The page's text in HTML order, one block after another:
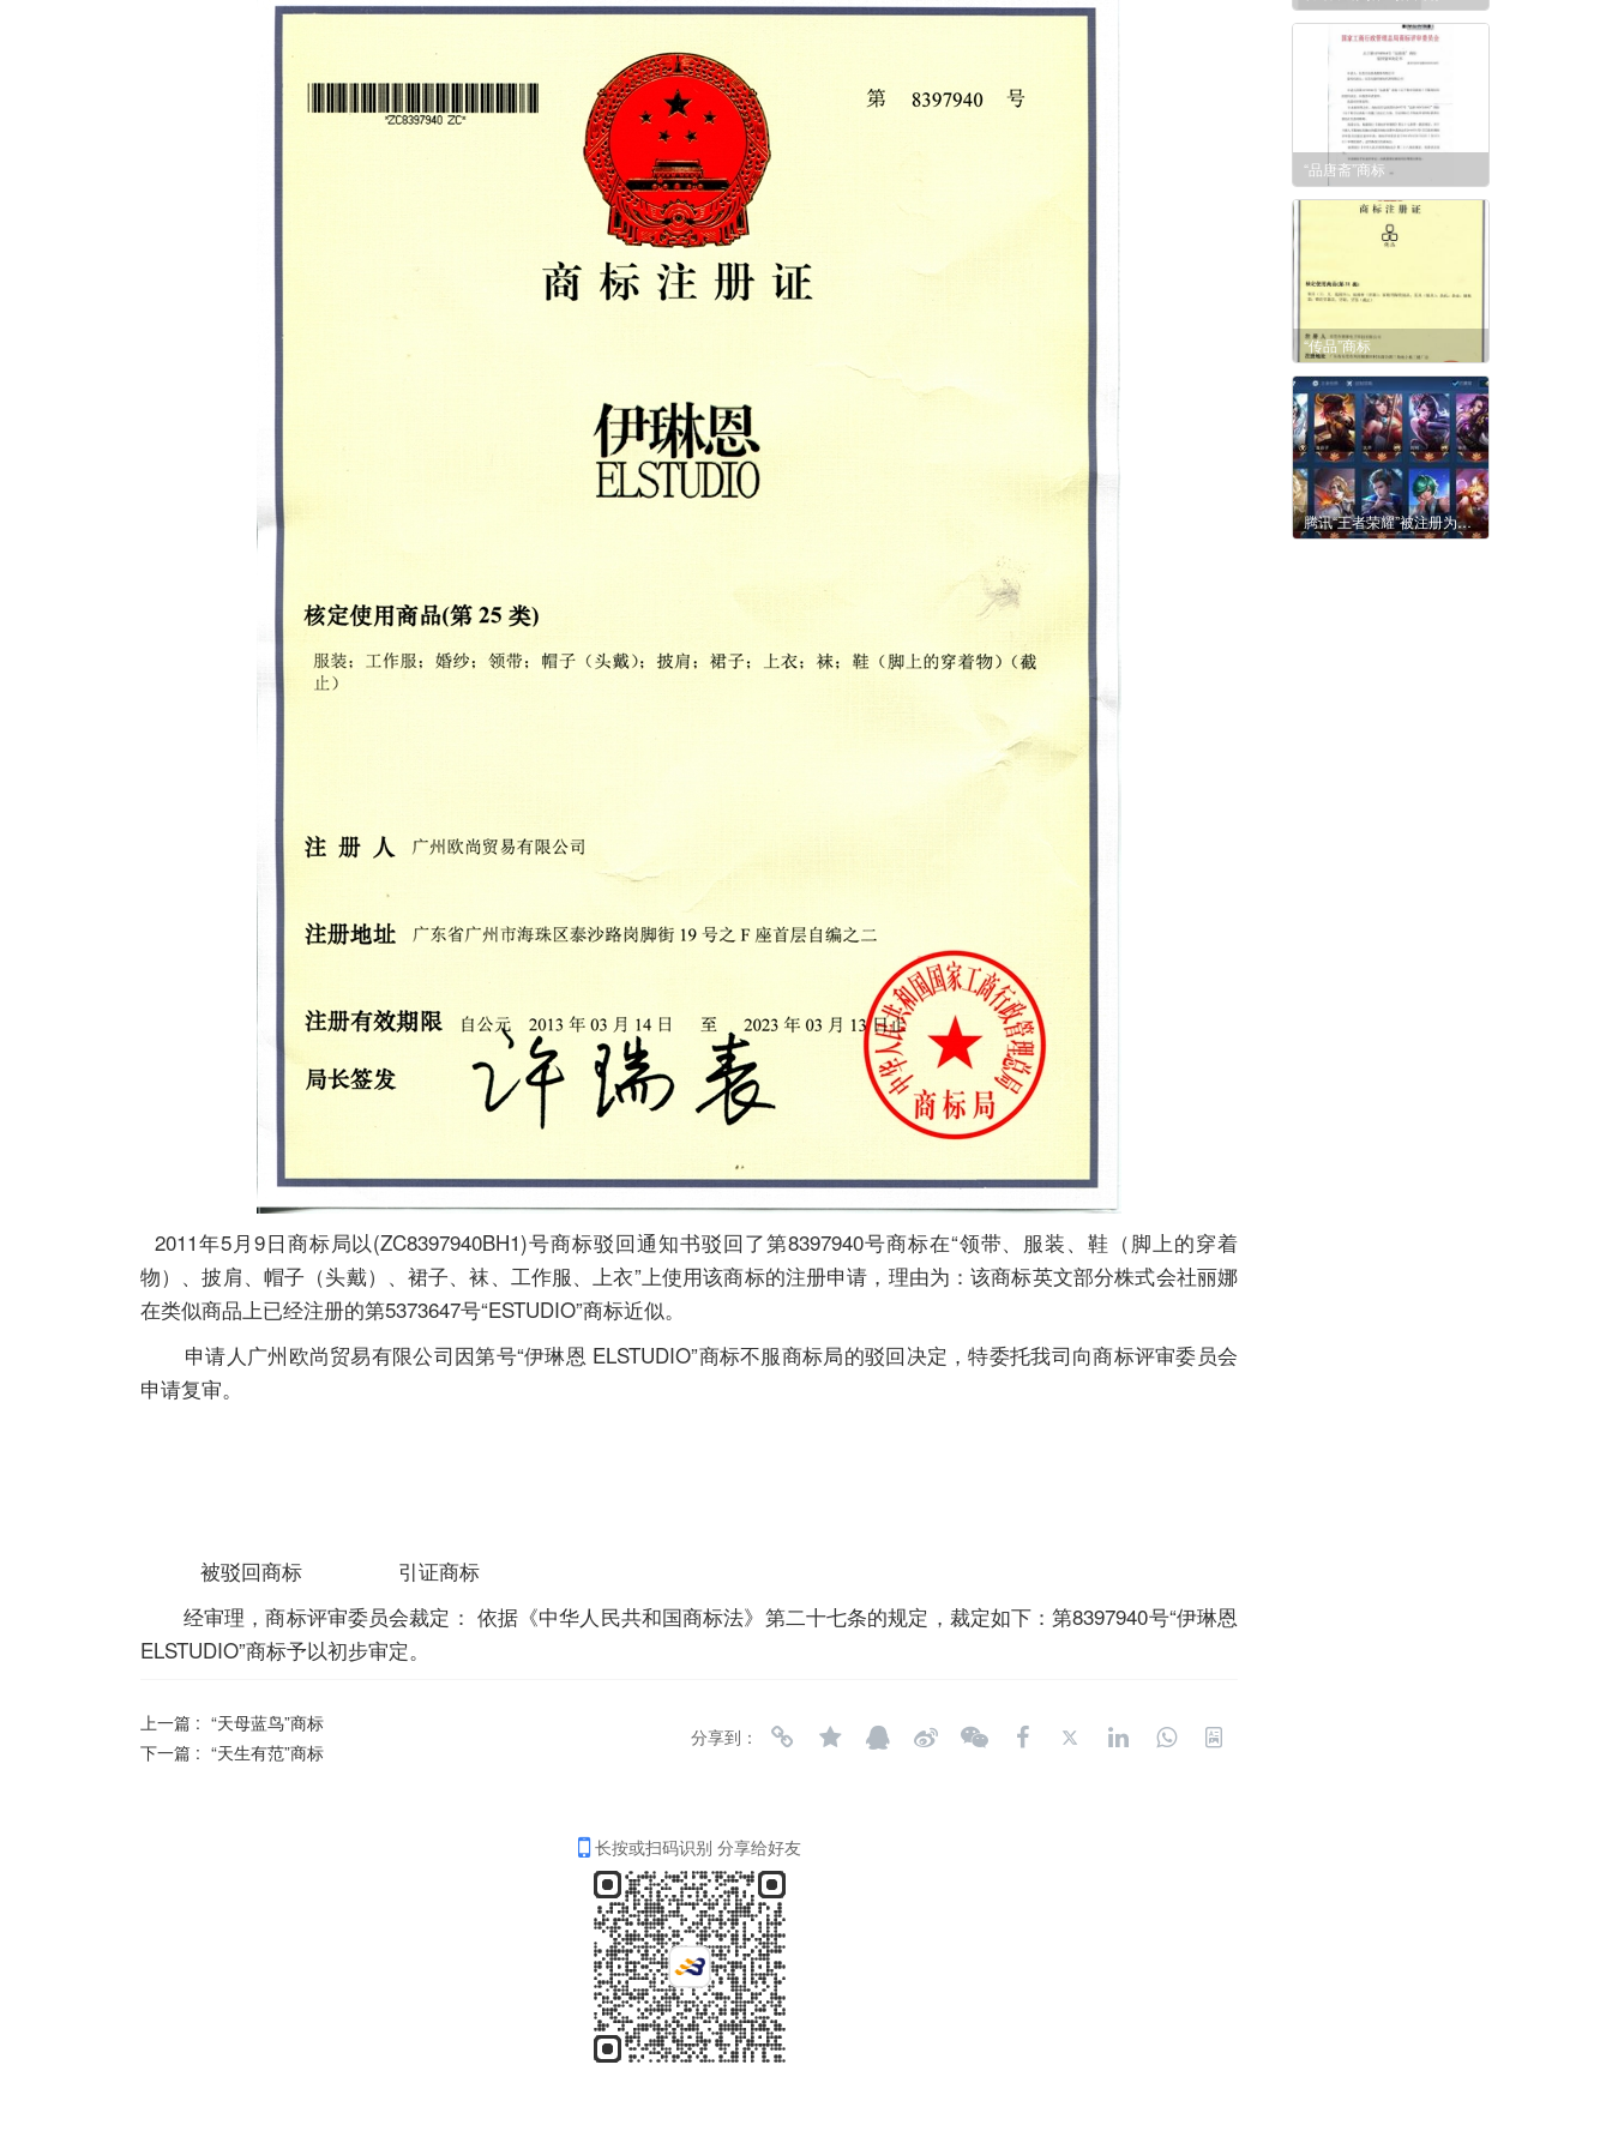
2011年5月9日商标局以(ZC8397940BH1)号商标驳回通知书驳回了第8397940号商标在“领带、服装、鞋（脚上的穿着
物）、披肩、帽子（头戴）、裙子、袜、工作服、上衣”上使用该商标的注册申请，理由为：该商标英文部分株式会社丽娜
在类似商品上已经注册的第5373647号“ESTUDIO”商标近似。
申请人广州欧尚贸易有限公司因第号“伊琳恩 ELSTUDIO”商标不服商标局的驳回决定，特委托我司向商标评审委员会
申请复审。
被驳回商标 引证商标
经审理，商标评审委员会裁定： 依据《中华人民共和国商标法》第二十七条的规定，裁定如下：第8397940号“伊琳恩
ELSTUDIO”商标予以初步审定。
上一篇 : “天母蓝鸟”商标
下一篇 : “天生有范”商标
分享到：
长按或扫码识别 分享给好友
“品唐斋”商标
“传品”商标
腾讯“王者荣耀”被注册为白酒商标，法院一审作出判决！